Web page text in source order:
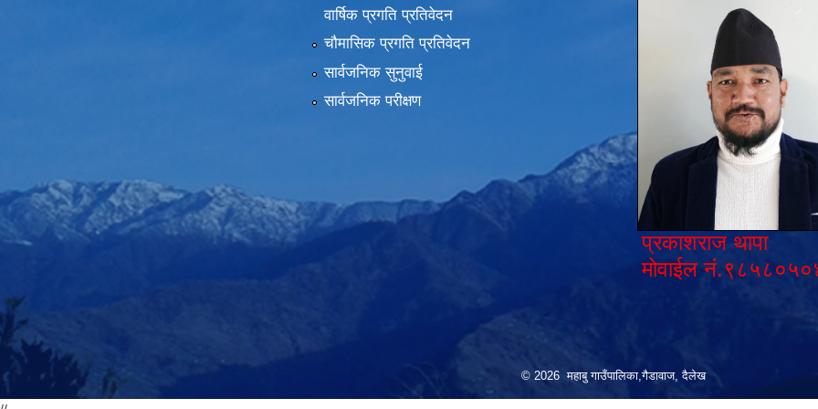
वार्षिक प्रगति प्रतिवेदन
चौमासिक प्रगति प्रतिवेदन
सार्वजनिक सुनुवाई
सार्वजनिक परीक्षण
प्रकाशराज थापा
मोवाईल
© 2026 महाबु गाउँपालिका,गैडावाज, दैलेख